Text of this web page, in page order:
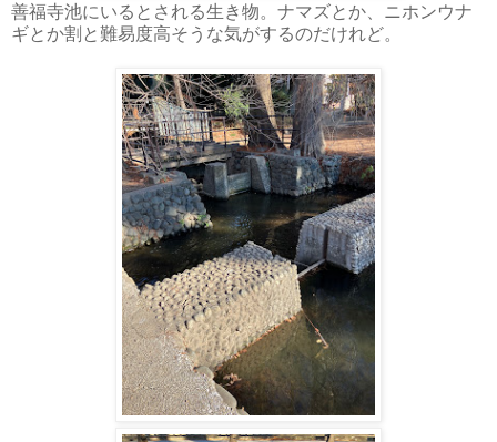
善福寺池にいるとされる生き物。ナマズとか、ニホンウナ
ギとか割と難易度高そうな気がするのだけれど。